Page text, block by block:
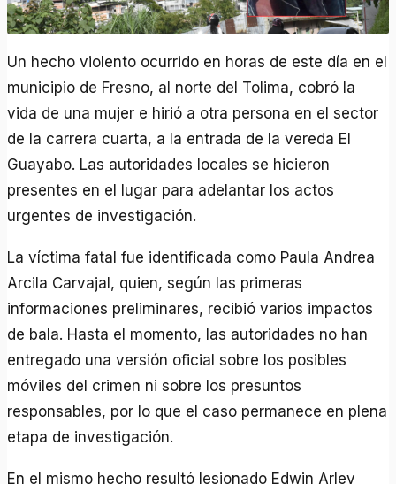
Un hecho violento ocurrido en horas de este día en el
municipio de Fresno, al norte del Tolima, cobró la
vida de una mujer e hirió a otra persona en el sector
de la carrera cuarta, a la entrada de la vereda El
Guayabo. Las autoridades locales se hicieron
presentes en el lugar para adelantar los actos
urgentes de investigación.
La víctima fatal fue identificada como Paula Andrea
Arcila Carvajal, quien, según las primeras
informaciones preliminares, recibió varios impactos
de bala. Hasta el momento, las autoridades no han
entregado una versión oficial sobre los posibles
móviles del crimen ni sobre los presuntos
responsables, por lo que el caso permanece en plena
etapa de investigación.
En el mismo hecho resultó lesionado Edwin Arley